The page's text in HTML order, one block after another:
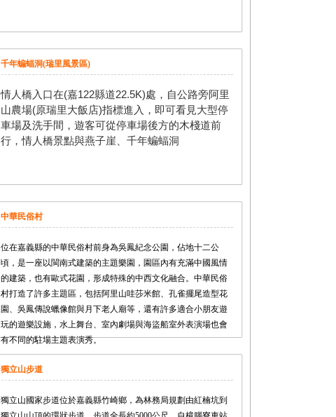
千年蝙蝠洞(瑞里風景區)
情人橋入口在(嘉122縣道22.5K)處，自公路旁阿里
山農場(原瑞里大飯店)指標進入，即可看見大型停
車場及洗手間，遊客可從停車場後方的木棧道前
行，情人橋景點與燕子崖、千年蝙蝠洞
中華民俗村
位在嘉義縣的中華民俗村前身為吳鳳紀念公園，佔地十二公
頃，是一座以閩南式建築的主題樂園，園區內有充滿中國風情
的建築，也有歐式花園，形成特殊的中西文化融合。中華民俗
村打造了許多主題區，包括阿里山哇莎米館、孔雀擺尾造型花
園、吳鳳傳說蠟像館與月下老人廟等，還有許多適合小朋友遊
玩的遊樂設施，水上舞台、室內劇場與海盜船室外表演場也會
有不同的駐場主題表演秀。
獨立山步道
獨立山國家步道位於嘉義縣竹崎鄉，為林務局規劃由紅楠坑到